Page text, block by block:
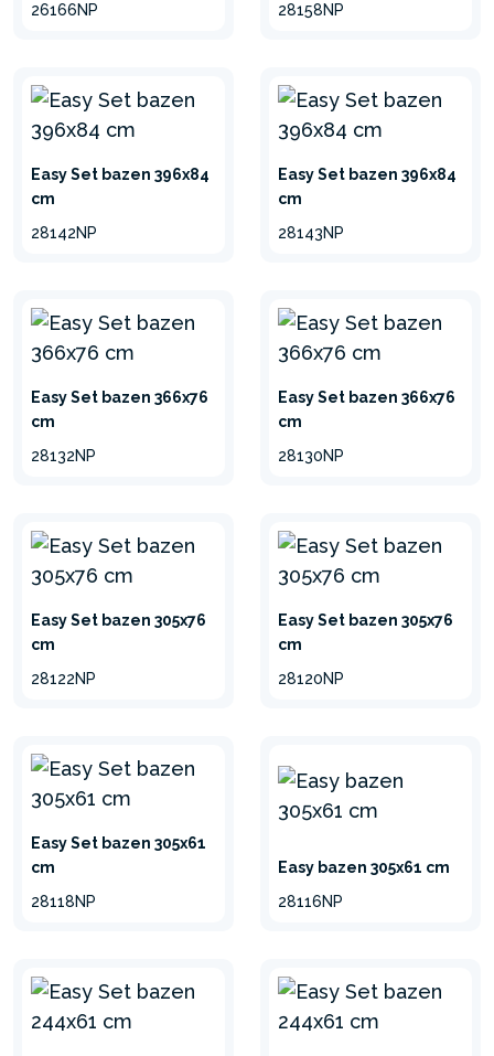
26166NP 28158NP
Easy Set bazen 396x84
cm
28142NP
Easy Set bazen 396x84
cm
28143NP
Easy Set bazen 366x76
cm
28132NP
Easy Set bazen 366x76
cm
28130NP
Easy Set bazen 305x76
cm
28122NP
Easy Set bazen 305x76
cm
28120NP
Easy Set bazen 305x61
cm
28118NP
Easy bazen 305x61 cm
28116NP